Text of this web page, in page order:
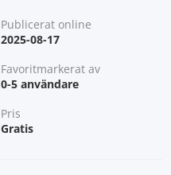
Publicerat online
2025-08-17
Favoritmarkerat av
0-5 användare
Pris
Gratis